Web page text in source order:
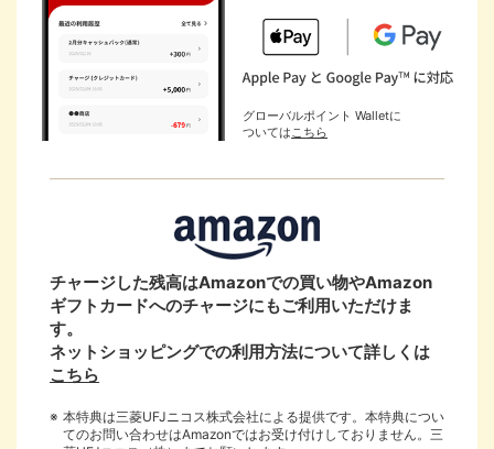
グローバルポイント Walletに
ついては こちら
チャージした残高はAmazonでの買い物やAmazon
ギフトカードへのチャージにもご利用いただけま
す。
ネットショッピングでの利用方法について詳しくは
こちら
本特典は三菱UFJニコス株式会社による提供です。本特典につい
てのお問い合わせはAmazonではお受け付けしておりません。三
国際ブランド
Visa